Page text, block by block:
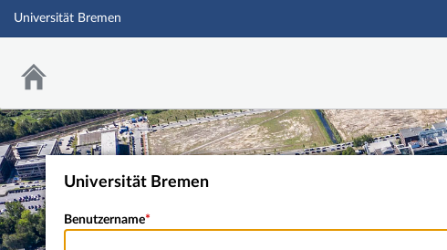
Universität Bremen
Universität Bremen
Benutzername